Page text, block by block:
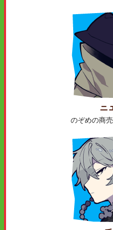
ニ
のぞめの商